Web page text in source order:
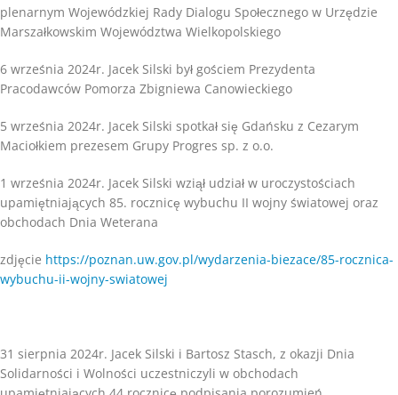
plenarnym Wojewódzkiej Rady Dialogu Społecznego w Urzędzie
Marszałkowskim Województwa Wielkopolskiego
6 września 2024r. Jacek Silski był gościem Prezydenta
Pracodawców Pomorza Zbigniewa Canowieckiego
5 września 2024r. Jacek Silski spotkał się Gdańsku z Cezarym
Maciołkiem prezesem Grupy Progres sp. z o.o.
1 września 2024r. Jacek Silski wziął udział w uroczystościach
upamiętniających 85. rocznicę wybuchu II wojny światowej oraz
obchodach Dnia Weterana
zdjęcie https://poznan.uw.gov.pl/wydarzenia-biezace/85-rocznica-
wybuchu-ii-wojny-swiatowej
31 sierpnia 2024r. Jacek Silski i Bartosz Stasch, z okazji Dnia
Solidarności i Wolności uczestniczyli w obchodach